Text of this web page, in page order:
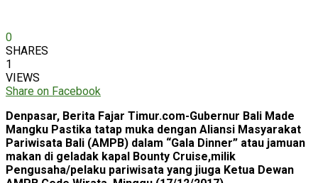
0
SHARES
1
VIEWS
Share on Facebook
Denpasar, Berita Fajar Timur.com-Gubernur Bali Made
Mangku Pastika tatap muka dengan Aliansi Masyarakat
Pariwisata Bali (AMPB) dalam “Gala Dinner” atau jamuan
makan di geladak kapal Bounty Cruise,milik
Pengusaha/pelaku pariwisata yang jiuga Ketua Dewan